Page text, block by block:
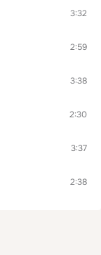
3:32
2:59
3:38
2:30
3:37
2:38